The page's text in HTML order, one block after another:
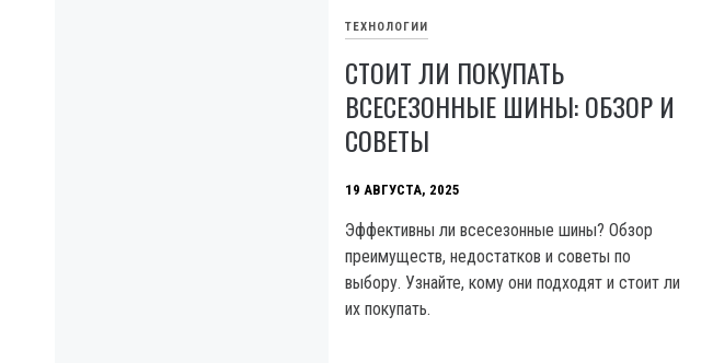
ТЕХНОЛОГИИ
СТОИТ ЛИ ПОКУПАТЬ
ВСЕСЕЗОННЫЕ ШИНЫ: ОБЗОР И
СОВЕТЫ
19 АВГУСТА, 2025
Эффективны ли всесезонные шины? Обзор
преимуществ, недостатков и советы по
выбору. Узнайте, кому они подходят и стоит ли
их покупать.